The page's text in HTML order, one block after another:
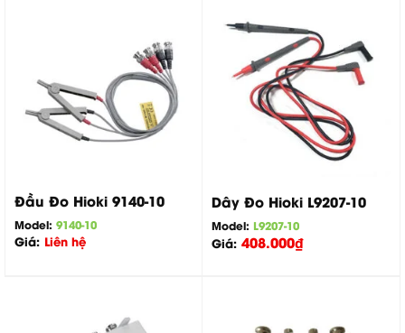
Đầu Đo Hioki 9140-10
Model: 9140-10
Giá: Liên hệ
Dây Đo Hioki L9207-10
Model: L9207-10
Giá: 408.000₫